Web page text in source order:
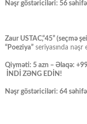
Nəşr göstəriciləri: 56
Zaur USTAC,“45” (seçmə
“Poeziya” seriyasında nəşr
Qiyməti: 5 azn – Əlaqə:
İNDİ ZƏNG EDİN!
Nəşr göstəriciləri: 64